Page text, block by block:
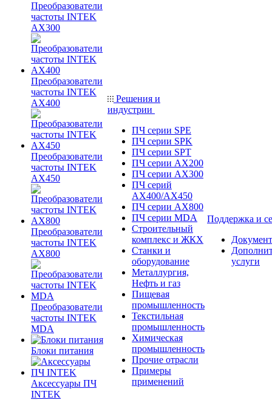
Преобразователи
частоты INTEK
AX300
Преобразователи
частоты INTEK
AX400
Преобразователи
частоты INTEK
AX450
Преобразователи
частоты INTEK
AX800
Преобразователи
частоты INTEK
MDA
Блоки питания
Аксессуары ПЧ
INTEK
Решения и
индустрии
ПЧ серии SPE
ПЧ серии SPK
ПЧ серии SPT
ПЧ серии AX200
ПЧ серии AX300
ПЧ серий
AX400/AX450
ПЧ серии AX800
ПЧ серии MDA
Строительный
комплекс и ЖКХ
Станки и
оборудование
Металлургия,
Нефть и газ
Пищевая
промышленность
Текстильная
промышленность
Химическая
промышленность
Прочие отрасли
Примеры
применений
Поддержка и
услуги